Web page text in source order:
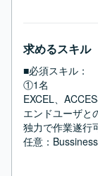
求めるスキル
■必須スキル：
①1名
EXCEL、
エンドユーザと
独力で作業遂行
任意：